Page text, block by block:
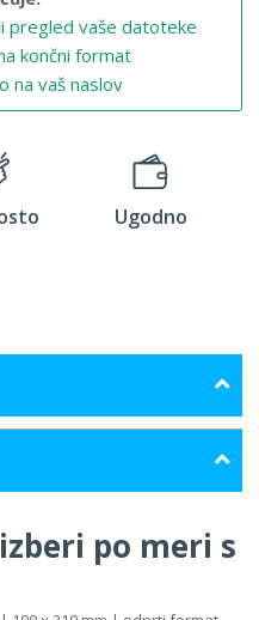
pregled vaše datoteke
končni format
na vaš naslov
Ugodno
po meri s